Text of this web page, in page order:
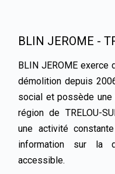
BLIN JEROME -
BLIN JEROME
démolition depuis
social et possède une
région de TRELOU-
une activité
information sur la
accessible.